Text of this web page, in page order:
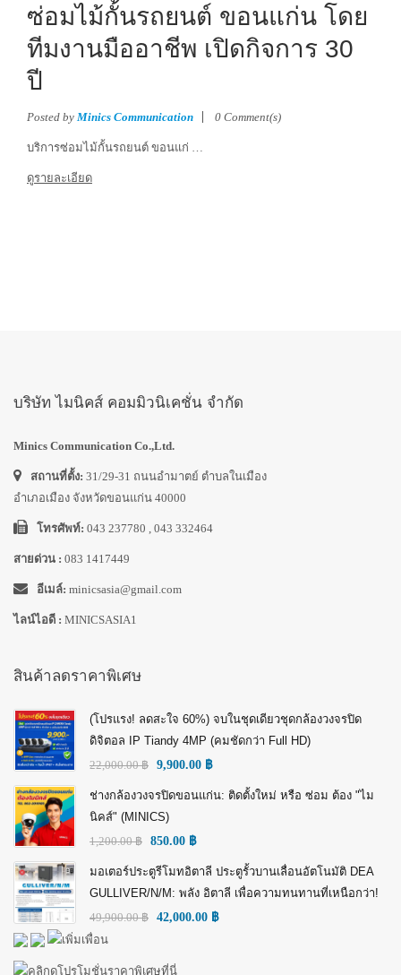
ซ่อมไม้กั้นรถยนต์ ขอนแก่น โดย
ทีมงานมืออาชีพ เปิดกิจการ 30
ปี
Posted by Minics Communication 0 Comment(s)
บริการซ่อมไม้กั้นรถยนต์ ขอนแก่ …
ดูรายละเอียด
บริษัท ไมนิคส์ คอมมิวนิเคชั่น จำกัด
Minics Communication Co.,Ltd.
สถานที่ตั้ง: 31/29-31 ถนนอำมาตย์ ตำบลในเมือง
อำเภอเมือง จังหวัดขอนแก่น 40000
โทรศัพท์: 043 237780 , 043 332464
สายด่วน : 083 1417449
อีเมล์: minicsasia@gmail.com
ไลน์ไอดี : MINICSASIA1
สินค้าลดราคาพิเศษ
(โปรแรง! ลดสะใจ 60%) จบในชุดเดียวชุดกล้องวงจรปิด
ดิจิตอล IP Tiandy 4MP (คมชัดกว่า Full HD)
22,000.00฿ 9,900.00 ฿
ช่างกล้องวงจรปิดขอนแก่น: ติดตั้งใหม่ หรือ ซ่อม ต้อง "ไม
นิคส์" (MINICS)
1,200.00฿ 850.00 ฿
มอเตอร์ประตูรีโมทอิตาลี ประตูรั้วบานเลื่อนอัตโนมัติ DEA
GULLIVER/N/M: พลัง อิตาลี เพื่อความทนทานที่เหนือกว่า!
49,900.00฿ 42,000.00 ฿